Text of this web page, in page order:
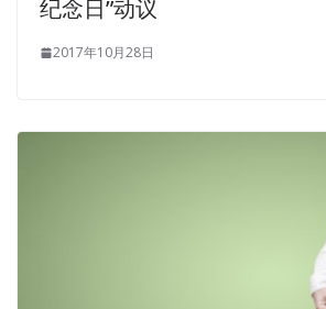
纪念日”动议
2017年10月28日